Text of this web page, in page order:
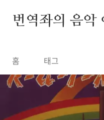
번역좌의 음악
홈 태그